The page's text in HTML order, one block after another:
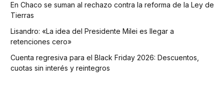
En Chaco se suman al rechazo contra la reforma de la Ley de
Tierras
Lisandro: «La idea del Presidente Milei es llegar a
retenciones cero»
Cuenta regresiva para el Black Friday 2026: Descuentos,
cuotas sin interés y reintegros